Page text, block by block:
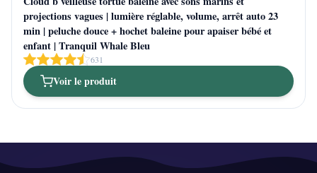
projections vagues | lumière réglable, volume, arrêt auto 23
min | peluche douce + hochet baleine pour apaiser bébé et
enfant | Tranquil Whale Bleu
631
Voir le produit